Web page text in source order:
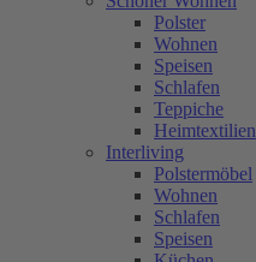
Polster
Wohnen
Speisen
Schlafen
Teppiche
Heimtextilien
Interliving
Polstermöbel
Wohnen
Schlafen
Speisen